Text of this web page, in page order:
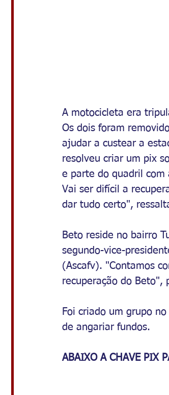
A motocicleta era
Os dois foram
ajudar a custear a
resolveu criar um pix
e parte do quadril com
Vai ser difícil a
dar tudo certo",
Beto reside no bairro
segundo-vice-
(Ascafv). "Contamos
recuperação do Beto",
Foi criado um grupo
de angariar fundos.
ABAIXO A CHAVE PIX